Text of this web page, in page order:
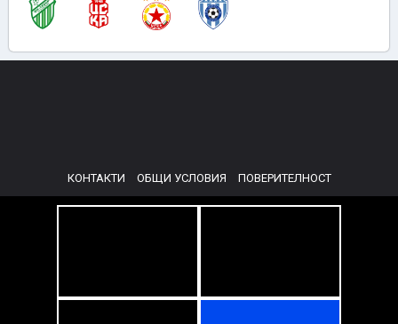
КОНТАКТИ ОБЩИ УСЛОВИЯ ПОВЕРИТЕЛНОСТ